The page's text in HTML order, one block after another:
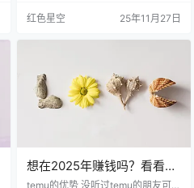
线很广泛，结果浪费了很多时间和
ket上的定位是什么，是比较高端的
奢侈品，还是实惠的日常用品？这
个决定，可以直接影响到你 的营
销…
红色星空 25年11月27日
想在2025年赚钱吗？看看
temu怎么让你轻松带货！
temu的优势 没听过temu的朋友可能